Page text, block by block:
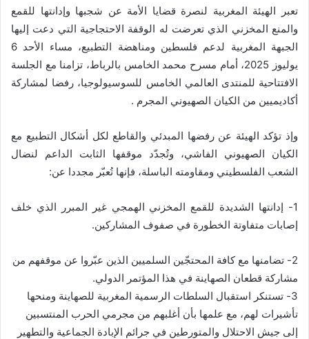
تعبر الهيئة المغربية لنصرة قضايا الأمة عن شجبها وإدانتها للقمع
والمنع المخزني الذي تعرضت له الوقفة الاحتجاجية التي دعت إليها
الجبهة المغربية لدعم فلسطين ومناهضة التطبيع، مساء الأحد 6
يوليوز 2025، أمام مسرح محمد الخامس بالرباط، تزامنا مع الجلسة
الافتتاحية للمنتدى العالمي الخامس للسوسيولوجيا، رفضا لمشاركة
أكاديميين من الكيان الصهيوني المجرم .
وإذ تؤكد الهيئة عن رفضها المبدئي والقاطع لكل أشكال التطبيع مع
الكيان الصهيوني الفاشي، وتُجدّد موقفها الثابت الداعم لنضال
الشعب الفلسطيني ومقاومته الباسلة، فإنها تُعبّر مجددا عن:
1- إدانتها الشديدة للقمع المخزني الهمجي غير المبرر الذي خلف
إصابات متفاوتة الخطورة في صفوف المشاركين.
2- تضامنها مع كافة المحتجّين السلميين الذين عبّروا عن موقفهم من
مشاركة قطعان الصهاينة في هذا المؤتمر الدولي.
3- تستنكر استقبال السلطات الرسمية المغربية للصهاينة ومنحها
تأشيرات لهم، مع علمها بأن أغلبهم من مجرمي الحرب المنتسبين
إلى جيش الاحتلال والمتورطين في جرائم الإبادة الجماعية والتطهير